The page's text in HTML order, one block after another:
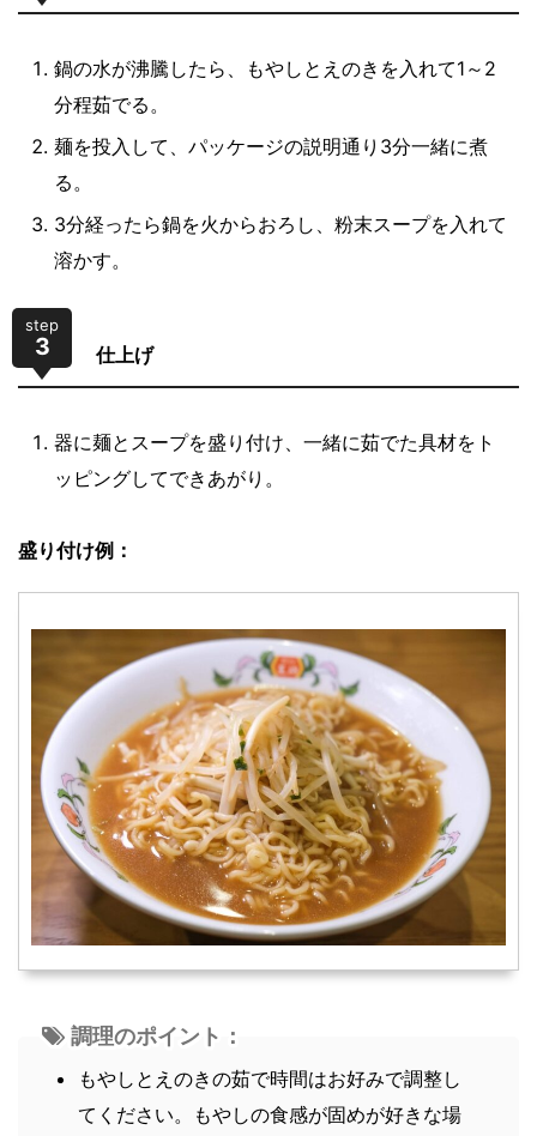
鍋の水が沸騰したら、もやしとえのきを入れて1～2
分程茹でる。
麺を投入して、パッケージの説明通り3分一緒に煮
る。
3分経ったら鍋を火からおろし、粉末スープを入れて
溶かす。
step
3 仕上げ
器に麺とスープを盛り付け、一緒に茹でた具材をト
ッピングしてできあがり。
盛り付け例：
調理のポイント：
もやしとえのきの茹で時間はお好みで調整し
てください。もやしの食感が固めが好きな場